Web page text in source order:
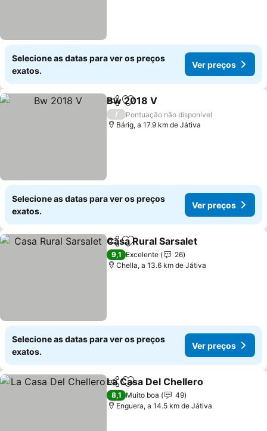
Selecione as datas para ver os preços
exatos.
Ver preços
PartilharAdicionar aos favoritos
Bw 2018 V
/
Pontuação não disponível
Bárig, a 17.9 km de Játiva
Selecione as datas para ver os preços
exatos.
Ver preços
PartilharAdicionar aos favoritos
Casa Rural Sarsalet
9,1 Excelente
26
Chella, a 13.6 km de Játiva
Selecione as datas para ver os preços
exatos.
Ver preços
PartilharAdicionar aos favoritos
La Casa Del Chellero
8,1 Muito boa
49
Enguera, a 14.5 km de Játiva